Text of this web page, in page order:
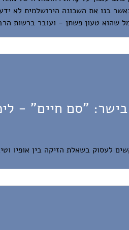
בנו את השכונה הירושלמית לא
טעון פשתן - ועובר ברשות
האישים מבית היישוב הישן, על
"סם חיים" -
לעסוק בשאלת הזיקה בין אופיו